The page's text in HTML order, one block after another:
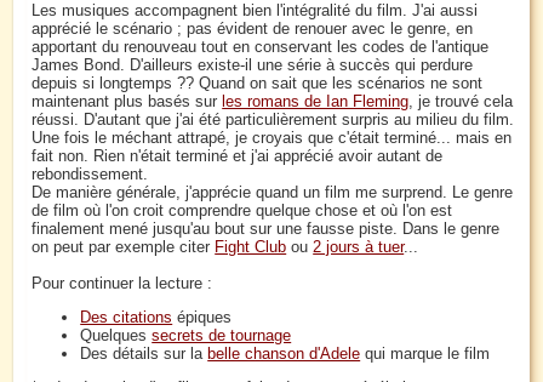
Les musiques accompagnent bien l'intégralité du film. J'ai aussi
apprécié le scénario ; pas évident de renouer avec le genre, en
apportant du renouveau tout en conservant les codes de l'antique
James Bond. D'ailleurs existe-il une série à succès qui perdure
depuis si longtemps ?? Quand on sait que les scénarios ne sont
maintenant plus basés sur les romans de Ian Fleming, je trouvé cela
réussi. D'autant que j'ai été particulièrement surpris au milieu du film.
Une fois le méchant attrapé, je croyais que c'était terminé... mais en
fait non. Rien n'était terminé et j'ai apprécié avoir autant de
rebondissement.
De manière générale, j'apprécie quand un film me surprend. Le genre
de film où l'on croit comprendre quelque chose et où l'on est
finalement mené jusqu'au bout sur une fausse piste. Dans le genre
on peut par exemple citer Fight Club ou2 jours à tuer...
Pour continuer la lecture :
Des citations épiques
Quelquessecrets de tournage
Des détails sur la belle chanson d'Adele qui marque le film